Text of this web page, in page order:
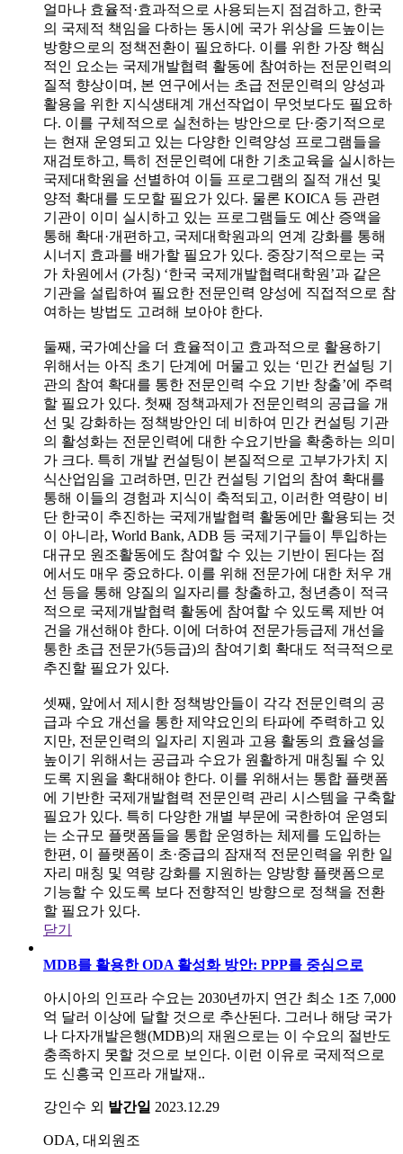
얼마나 효율적·효과적으로 사용되는지 점검하고, 한국
의 국제적 책임을 다하는 동시에 국가 위상을 드높이는
방향으로의 정책전환이 필요하다. 이를 위한 가장 핵심
적인 요소는 국제개발협력 활동에 참여하는 전문인력의
질적 향상이며, 본 연구에서는 초급 전문인력의 양성과
활용을 위한 지식생태계 개선작업이 무엇보다도 필요하
다. 이를 구체적으로 실천하는 방안으로 단·중기적으로
는 현재 운영되고 있는 다양한 인력양성 프로그램들을
재검토하고, 특히 전문인력에 대한 기초교육을 실시하는
국제대학원을 선별하여 이들 프로그램의 질적 개선 및
양적 확대를 도모할 필요가 있다. 물론 KOICA 등 관련
기관이 이미 실시하고 있는 프로그램들도 예산 증액을
통해 확대·개편하고, 국제대학원과의 연계 강화를 통해
시너지 효과를 배가할 필요가 있다. 중장기적으로는 국
가 차원에서 (가칭) ‘한국 국제개발협력대학원’과 같은
기관을 설립하여 필요한 전문인력 양성에 직접적으로 참
여하는 방법도 고려해 보아야 한다.
둘째, 국가예산을 더 효율적이고 효과적으로 활용하기
위해서는 아직 초기 단계에 머물고 있는 ‘민간 컨설팅 기
관의 참여 확대를 통한 전문인력 수요 기반 창출’에 주력
할 필요가 있다. 첫째 정책과제가 전문인력의 공급을 개
선 및 강화하는 정책방안인 데 비하여 민간 컨설팅 기관
의 활성화는 전문인력에 대한 수요기반을 확충하는 의미
가 크다. 특히 개발 컨설팅이 본질적으로 고부가가치 지
식산업임을 고려하면, 민간 컨설팅 기업의 참여 확대를
통해 이들의 경험과 지식이 축적되고, 이러한 역량이 비
단 한국이 추진하는 국제개발협력 활동에만 활용되는 것
이 아니라, World Bank, ADB 등 국제기구들이 투입하는
대규모 원조활동에도 참여할 수 있는 기반이 된다는 점
에서도 매우 중요하다. 이를 위해 전문가에 대한 처우 개
선 등을 통해 양질의 일자리를 창출하고, 청년층이 적극
적으로 국제개발협력 활동에 참여할 수 있도록 제반 여
건을 개선해야 한다. 이에 더하여 전문가등급제 개선을
통한 초급 전문가(5등급)의 참여기회 확대도 적극적으로
추진할 필요가 있다.
셋째, 앞에서 제시한 정책방안들이 각각 전문인력의 공
급과 수요 개선을 통한 제약요인의 타파에 주력하고 있
지만, 전문인력의 일자리 지원과 고용 활동의 효율성을
높이기 위해서는 공급과 수요가 원활하게 매칭될 수 있
도록 지원을 확대해야 한다. 이를 위해서는 통합 플랫폼
에 기반한 국제개발협력 전문인력 관리 시스템을 구축할
필요가 있다. 특히 다양한 개별 부문에 국한하여 운영되
는 소규모 플랫폼들을 통합 운영하는 체제를 도입하는
한편, 이 플랫폼이 초·중급의 잠재적 전문인력을 위한 일
자리 매칭 및 역량 강화를 지원하는 양방향 플랫폼으로
기능할 수 있도록 보다 전향적인 방향으로 정책을 전환
할 필요가 있다.
닫기
MDB를 활용한 ODA 활성화 방안: PPP를 중심으로
아시아의 인프라 수요는 2030년까지 연간 최소 1조 7,000
억 달러 이상에 달할 것으로 추산된다. 그러나 해당 국가
나 다자개발은행(MDB)의 재원으로는 이 수요의 절반도
충족하지 못할 것으로 보인다. 이런 이유로 국제적으로
도 신흥국 인프라 개발재..
강인수 외 발간일 2023.12.29
ODA, 대외원조